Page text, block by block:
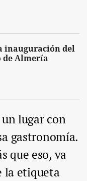
inauguración del
de Almería
lugar con
gastronomía.
que eso, va
la etiqueta